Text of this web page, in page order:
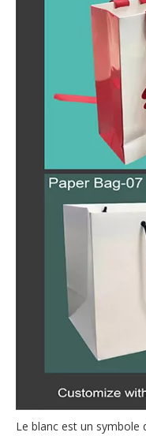
Le blanc est un symbole